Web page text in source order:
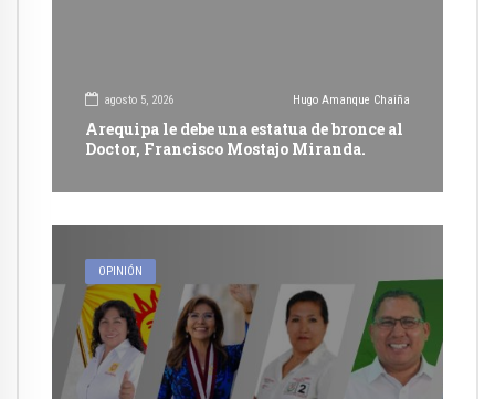
agosto 5, 2026 Hugo Amanque Chaiña
Arequipa le debe una estatua de bronce al
Doctor, Francisco Mostajo Miranda.
OPINIÓN